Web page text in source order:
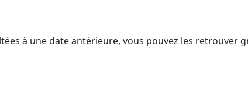
à une date antérieure, vous pouvez les retrouver